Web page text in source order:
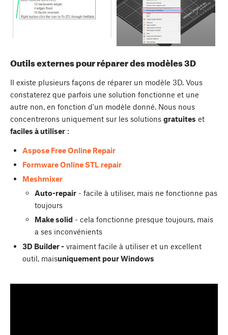
Outils externes pour réparer des modèles 3D
Il existe plusieurs façons de réparer un modèle 3D. Vous
constaterez que parfois une solution fonctionne et une
autre non, en fonction d'un modèle donné. Nous nous
concentrerons uniquement sur les solutions gratuites et
faciles à utiliser :
Aspose Free Online Repair
Formware Online STL repair
Meshmixer
Auto-repair- facile à utiliser, mais ne fonctionne pas
toujours
Make solid- cela fonctionne presque toujours, mais
a ses inconvénients
3D Builder -vraiment facile à utiliser et un excellent
outil, maisuniquement pour Windows